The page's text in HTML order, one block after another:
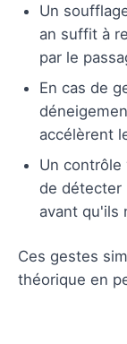
Un
an suffit à
par le
En cas de
accélèrent
Un
de détecter
avant qu'ils
Ces gestes
théorique en